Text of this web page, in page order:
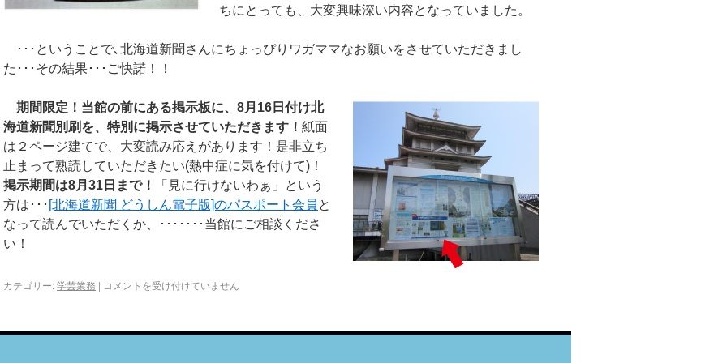
ちにとっても、大変興味深い内容となっていました。
･･･ということで､北海道新聞さんにちょっぴりワガママなお願いをさせていただきまし
た･･･その結果･･･ご快諾！！
期間限定！当館の前にある掲示板に、8月16日付け北
海道新聞別刷を、特別に掲示させていただきます！ 紙面
は２ページ建てで、大変読み応えがあります！是非立ち
止まって熟読していただきたい(熱中症に気を付けて)！
掲示期間は8月31日まで！
「見に行けないわぁ」という
方は･･･ [北海道新聞 どうしん電子版]のパスポート会員 と
なって読んでいただくか、･･･････当館にご相談くださ
い！
カテゴリー:学芸業務 | コメントを受け付けていません